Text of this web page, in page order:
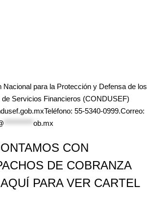
Nacional para la Protección y Defensa de los
de Servicios Financieros (CONDUSEF)
55-5340-0999.Correo:
ob.mx
CON
DE COBRANZA
PARA VER CARTEL